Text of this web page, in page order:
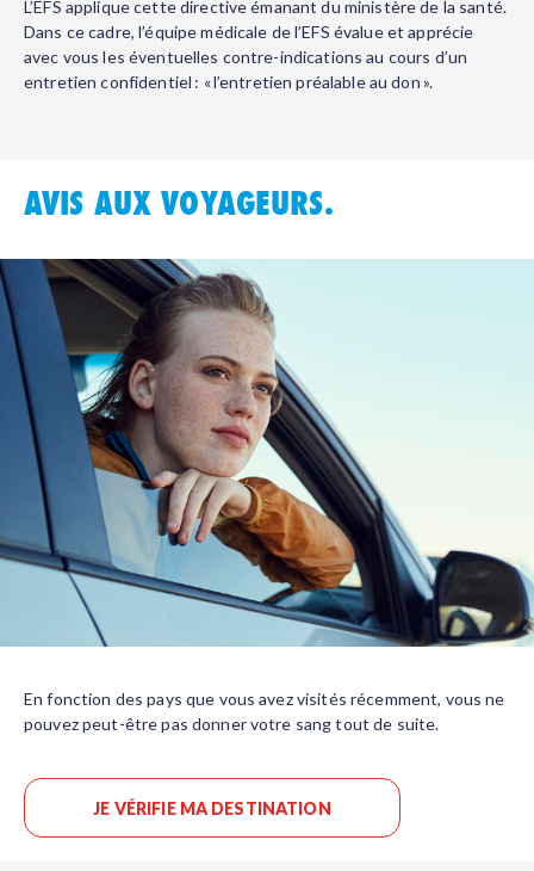
L’EFS applique cette directive émanant du ministère de la santé.
Dans ce cadre, l’équipe médicale de l’EFS évalue et apprécie
avec vous les éventuelles contre-indications au cours d’un
entretien confidentiel : « l’entretien préalable au don ».
AVIS AUX VOYAGEURS.
En fonction des pays que vous avez visités récemment, vous ne
pouvez peut-être pas donner votre sang tout de suite.
JE VÉRIFIE MA DESTINATION